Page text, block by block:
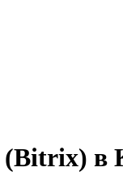
(Bitrix) в